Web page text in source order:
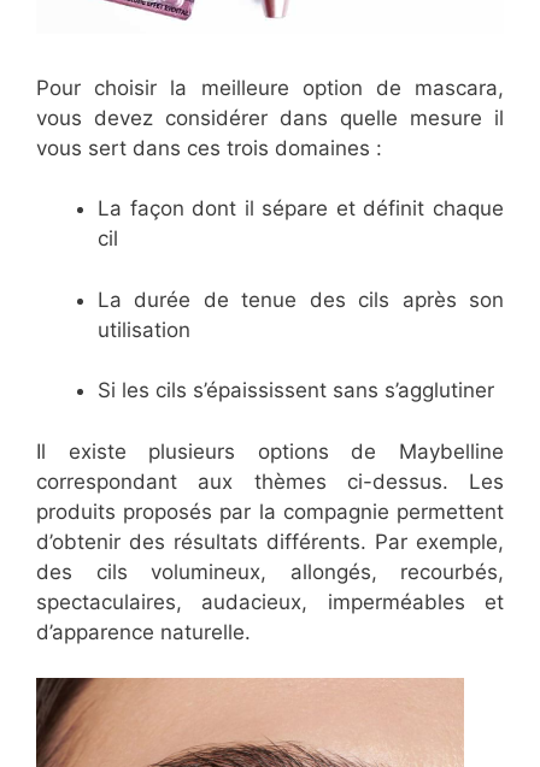
Pour choisir la meilleure option de mascara,
vous devez considérer dans quelle mesure il
vous sert dans ces trois domaines :
La façon dont il sépare et définit chaque
cil
La durée de tenue des cils après son
utilisation
Si les cils s’épaississent sans s’agglutiner
Il existe plusieurs options de Maybelline
correspondant aux thèmes ci-dessus. Les
produits proposés par la compagnie permettent
d’obtenir des résultats différents. Par exemple,
des cils volumineux, allongés, recourbés,
spectaculaires, audacieux, imperméables et
d’apparence naturelle.